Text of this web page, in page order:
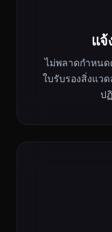
แจ้
ไม่พลาดกำหน
ใบรับรองสิ่งแว
ป